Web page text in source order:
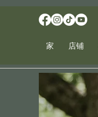
家 店铺